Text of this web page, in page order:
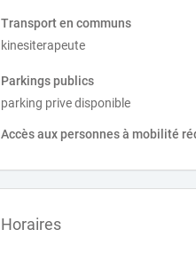
Transport en communs
kinesiterapeute
Parkings publics
parking prive disponible
Accès aux personnes à mobilité
Horaires